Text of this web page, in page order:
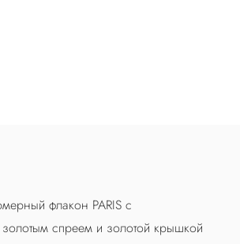
флакон PARIS с
спреем и золотой крышкой